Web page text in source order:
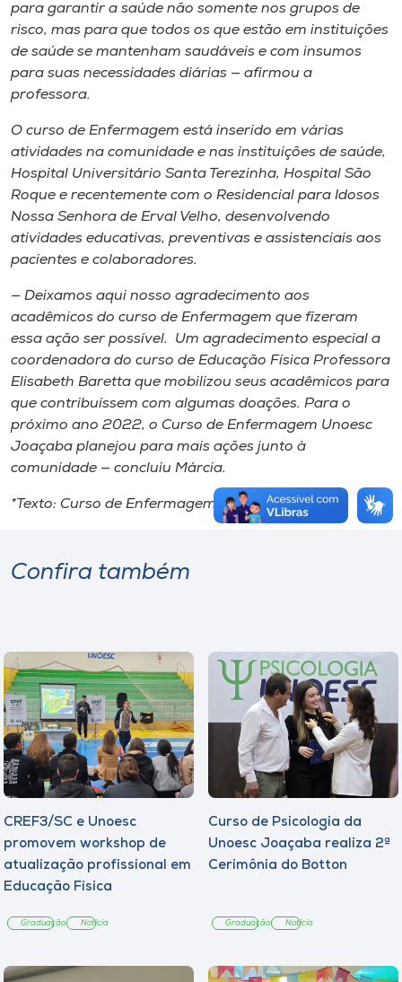
para garantir a saúde não somente nos grupos de
risco, mas para que todos os que estão em instituições
de saúde se mantenham saudáveis e com insumos
para suas necessidades diárias — afirmou a
professora.
O curso de Enfermagem está inserido em várias
atividades na comunidade e nas instituições de saúde,
Hospital Universitário Santa Terezinha, Hospital São
Roque e recentemente com o Residencial para Idosos
Nossa Senhora de Erval Velho, desenvolvendo
atividades educativas, preventivas e assistenciais aos
pacientes e colaboradores.
— Deixamos aqui nosso agradecimento aos
acadêmicos do curso de Enfermagem que fizeram
essa ação ser possível. Um agradecimento especial a
coordenadora do curso de Educação Física Professora
Elisabeth Baretta que mobilizou seus acadêmicos para
que contribuíssem com algumas doações. Para o
próximo ano 2022, o Curso de Enfermagem Unoesc
Joaçaba planejou para mais ações junto à
comunidade — concluiu Márcia.
*Texto: Curso de Enfermagem
Confira também
CREF3/SC e Unoesc
promovem workshop de
atualização profissional em
Educação Física
Graduação Notícia
Curso de Psicologia da
Unoesc Joaçaba realiza 2ª
Cerimônia do Botton
Graduação Notícia